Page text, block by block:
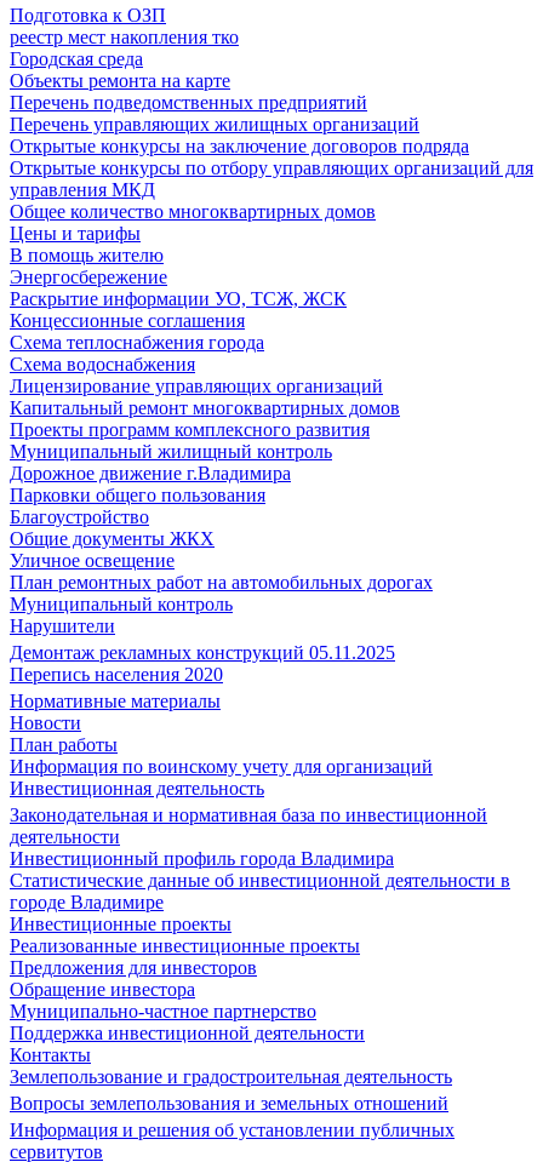
Подготовка к ОЗП
реестр мест накопления тко
Городская среда
Объекты ремонта на карте
Перечень подведомственных предприятий
Перечень управляющих жилищных организаций
Открытые конкурсы на заключение договоров подряда
Открытые конкурсы по отбору управляющих организаций для
управления МКД
Общее количество многоквартирных домов
Цены и тарифы
В помощь жителю
Энергосбережение
Раскрытие информации УО, ТСЖ, ЖСК
Концессионные соглашения
Схема теплоснабжения города
Схема водоснабжения
Лицензирование управляющих организаций
Капитальный ремонт многоквартирных домов
Проекты программ комплексного развития
Муниципальный жилищный контроль
Дорожное движение г.Владимира
Парковки общего пользования
Благоустройство
Общие документы ЖКХ
Уличное освещение
План ремонтных работ на автомобильных дорогах
Муниципальный контроль
Нарушители
Демонтаж рекламных конструкций 05.11.2025
Перепись населения 2020
Нормативные материалы
Новости
План работы
Информация по воинскому учету для организаций
Инвестиционная деятельность
Законодательная и нормативная база по инвестиционной
деятельности
Инвестиционный профиль города Владимира
Статистические данные об инвестиционной деятельности в
городе Владимире
Инвестиционные проекты
Реализованные инвестиционные проекты
Предложения для инвесторов
Обращение инвестора
Муниципально-частное партнерство
Поддержка инвестиционной деятельности
Контакты
Землепользование и градостроительная деятельность
Вопросы землепользования и земельных отношений
Информация и решения об установлении публичных
сервитутов